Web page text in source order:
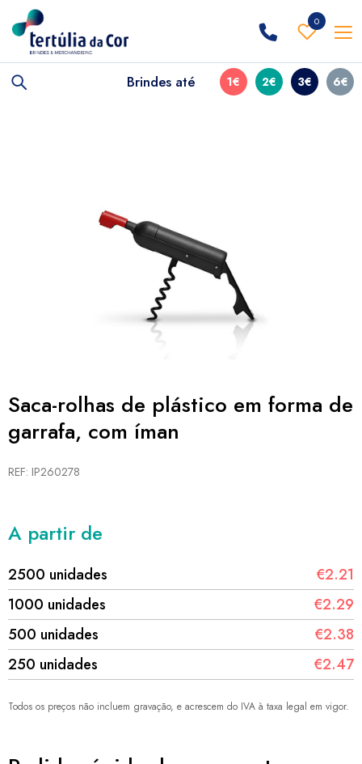
0
Brindes até 1€ 2€ 3€ 6€
Saca-rolhas de plástico em forma de
garrafa, com íman
REF: IP260278
A partir de
2500 unidades
€2.21
1000 unidades
€2.29
500 unidades
€2.38
250 unidades
€2.47
Todos os preços não incluem gravação, e acrescem do IVA à taxa legal em vigor.